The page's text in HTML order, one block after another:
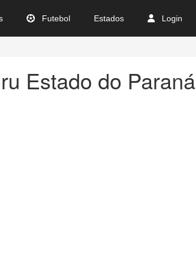
Futebol Estados Login
Estado do Paraná